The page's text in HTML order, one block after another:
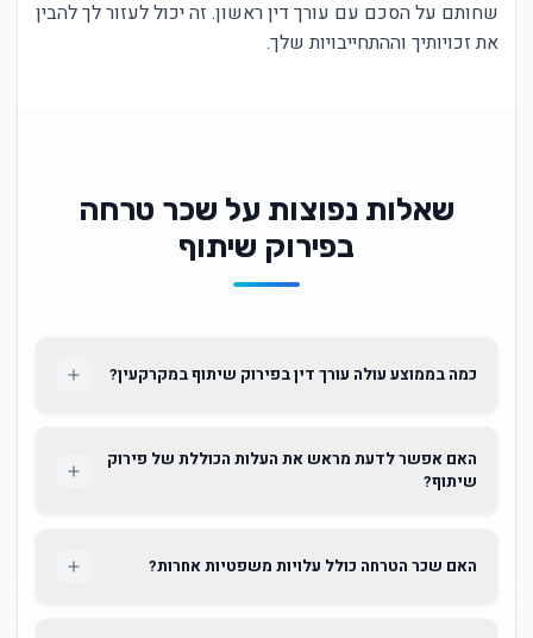
שחותם על הסכם עם עורך דין ראשון. זה יכול לעזור לך להבין
את זכויותיך וההתחייבויות שלך.
שאלות נפוצות על שכר טרחה
בפירוק שיתוף
כמה בממוצע עולה עורך דין בפירוק שיתוף במקרקעין?
האם אפשר לדעת מראש את העלות הכוללת של פירוק
שיתוף?
האם שכר הטרחה כולל עלויות משפטיות אחרות?